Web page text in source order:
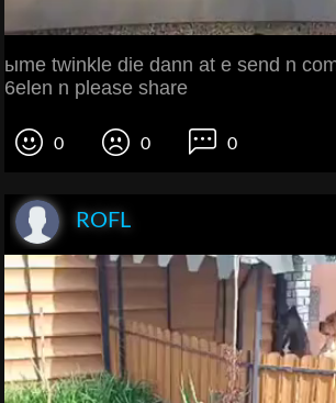
ыme twinkle die dann at e send n
6elen n please share
0 0 0
ROFL